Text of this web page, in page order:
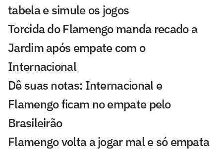
tabela e simule os jogos
Torcida do Flamengo manda recado a
Jardim após empate com o
Internacional
Dê suas notas: Internacional e
Flamengo ficam no empate pelo
Brasileirão
Flamengo volta a jogar mal e só empata